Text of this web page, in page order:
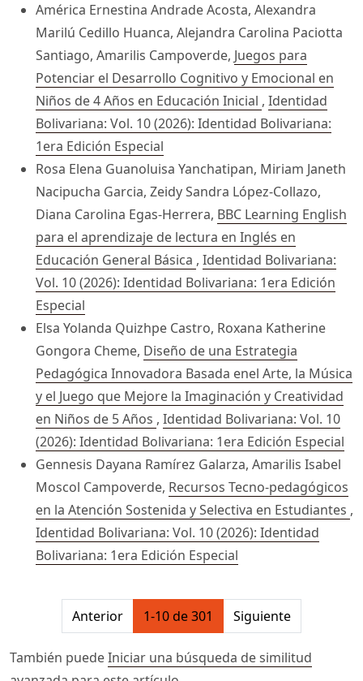
América Ernestina Andrade Acosta, Alexandra
Marilú Cedillo Huanca, Alejandra Carolina Paciotta
Santiago, Amarilis Campoverde, Juegos para
Potenciar el Desarrollo Cognitivo y Emocional en
Niños de 4 Años en Educación Inicial , Identidad
Bolivariana: Vol. 10 (2026): Identidad Bolivariana:
1era Edición Especial
Rosa Elena Guanoluisa Yanchatipan, Miriam Janeth
Nacipucha Garcia, Zeidy Sandra López-Collazo,
Diana Carolina Egas-Herrera, BBC Learning English
para el aprendizaje de lectura en Inglés en
Educación General Básica , Identidad Bolivariana:
Vol. 10 (2026): Identidad Bolivariana: 1era Edición
Especial
Elsa Yolanda Quizhpe Castro, Roxana Katherine
Gongora Cheme, Diseño de una Estrategia
Pedagógica Innovadora Basada enel Arte, la Música
y el Juego que Mejore la Imaginación y Creatividad
en Niños de 5 Años , Identidad Bolivariana: Vol. 10
(2026): Identidad Bolivariana: 1era Edición Especial
Gennesis Dayana Ramírez Galarza, Amarilis Isabel
Moscol Campoverde, Recursos Tecno-pedagógicos
en la Atención Sostenida y Selectiva en Estudiantes ,
Identidad Bolivariana: Vol. 10 (2026): Identidad
Bolivariana: 1era Edición Especial
##issue.pagination##
Anterior 1-10 de 301 Siguiente
También puedeIniciar una búsqueda de similitud